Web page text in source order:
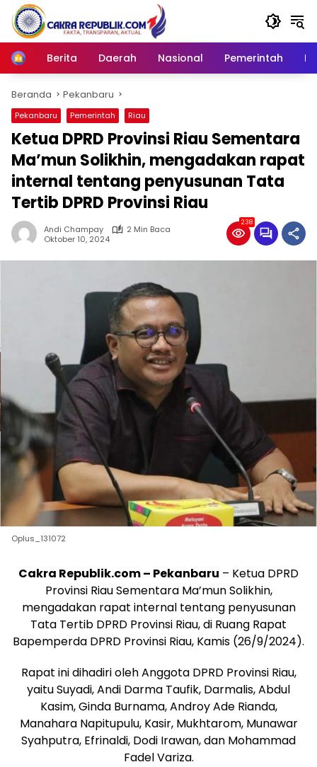
Langsung
konten
Home
Berita Daerah Nasional Pemerintah
Beranda Pekanbaru
Pekanbaru Pemerintah Riau
Ketua DPRD Provinsi Riau Sementara
Ma’mun Solikhin, mengadakan rapat
internal tentang penyusunan Tata
Tertib DPRD Provinsi Riau
Andi Champay
2 Min Baca
Oktober 10, 2024
238
Oplus_131072
Cakra Republik.com – Pekanbaru – Ketua DPRD
Provinsi Riau Sementara Ma’mun Solikhin,
mengadakan rapat internal tentang penyusunan
Tata Tertib DPRD Provinsi Riau, di Ruang Rapat
Bapemperda DPRD Provinsi Riau, Kamis (26/9/2024).
Rapat ini dihadiri oleh Anggota DPRD Provinsi Riau,
yaitu Suyadi, Andi Darma Taufik, Darmalis, Abdul
Kasim, Ginda Burnama, Androy Ade Rianda,
Manahara Napitupulu, Kasir, Mukhtarom, Munawar
Syahputra, Efrinaldi, Dodi Irawan, dan Mohammad
Fadel Variza.